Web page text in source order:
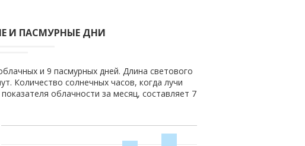
И ПАСМУРНЫЕ ДНИ
и 9 пасмурных дней. Длина светового
Количество солнечных часов, когда лучи
облачности за месяц, составляет 7